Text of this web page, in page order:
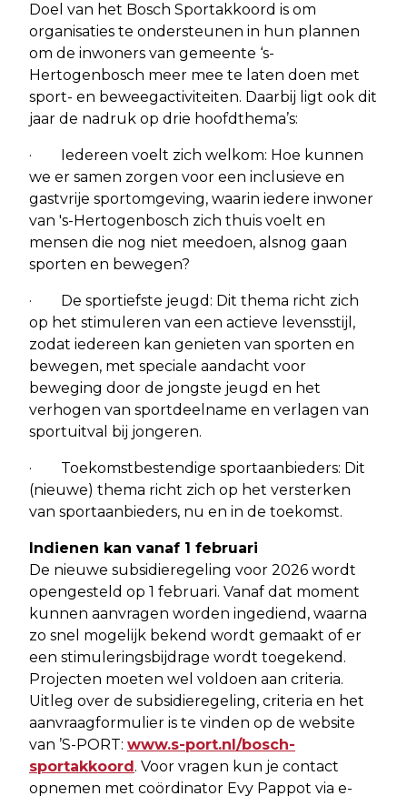
Doel van het Bosch Sportakkoord is om
organisaties te ondersteunen in hun plannen
om de inwoners van gemeente ‘s-
Hertogenbosch meer mee te laten doen met
sport- en beweegactiviteiten. Daarbij ligt ook dit
jaar de nadruk op drie hoofdthema’s:
· Iedereen voelt zich welkom: Hoe kunnen
we er samen zorgen voor een inclusieve en
gastvrije sportomgeving, waarin iedere inwoner
van 's-Hertogenbosch zich thuis voelt en
mensen die nog niet meedoen, alsnog gaan
sporten en bewegen?
· De sportiefste jeugd: Dit thema richt zich
op het stimuleren van een actieve levensstijl,
zodat iedereen kan genieten van sporten en
bewegen, met speciale aandacht voor
beweging door de jongste jeugd en het
verhogen van sportdeelname en verlagen van
sportuitval bij jongeren.
· Toekomstbestendige sportaanbieders: Dit
(nieuwe) thema richt zich op het versterken
van sportaanbieders, nu en in de toekomst.
Indienen kan vanaf 1 februari
De nieuwe subsidieregeling voor 2026 wordt
opengesteld op 1 februari. Vanaf dat moment
kunnen aanvragen worden ingediend, waarna
zo snel mogelijk bekend wordt gemaakt of er
een stimuleringsbijdrage wordt toegekend.
Projecten moeten wel voldoen aan criteria.
Uitleg over de subsidieregeling, criteria en het
aanvraagformulier is te vinden op de website
van ’S-PORT: www.s-port.nl/bosch-
sportakkoord . Voor vragen kun je contact
opnemen met coördinator Evy Pappot via e-